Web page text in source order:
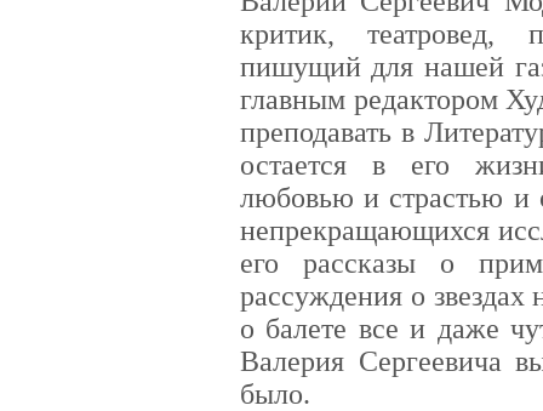
критик, театровед,
пишущий для нашей
главным редактором
преподавать в
остается в его
любовью и страстью и
непрекращающихся
его рассказы о
рассуждения о
о балете все и даже
Валерия Сергеевича
было.